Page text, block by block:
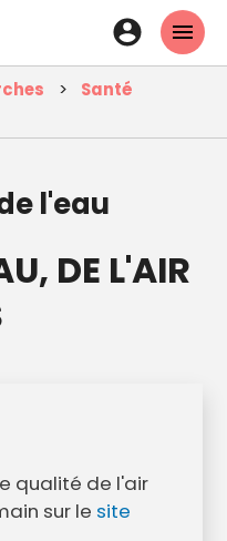
En-
tête
-
Santé
l'eau
DE L'AIR
qualité de l'air
sur le site